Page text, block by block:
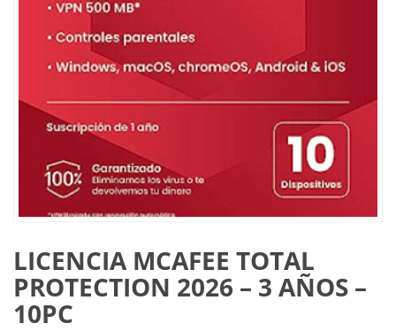
LICENCIA MCAFEE TOTAL
PROTECTION 2026 – 3 AÑOS –
10PC